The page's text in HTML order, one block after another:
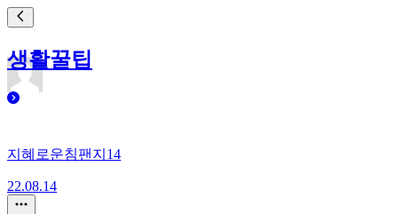
생활꿀팁
지혜로운침팬지14
22.08.14